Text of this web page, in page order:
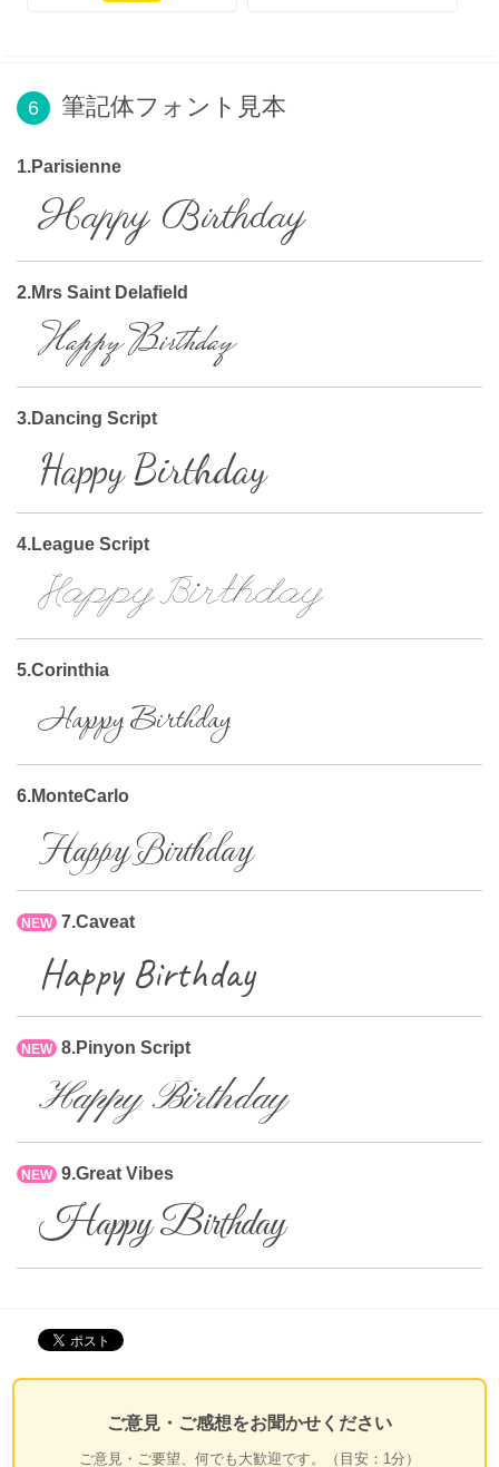
6 筆記体フォント見本
1.Parisienne
Happy Birthday
2.Mrs Saint Delafield
Happy Birthday
3.Dancing Script
Happy Birthday
4.League Script
Happy Birthday
5.Corinthia
Happy Birthday
6.MonteCarlo
Happy Birthday
NEW 7.Caveat
Happy Birthday
NEW 8.Pinyon Script
Happy Birthday
NEW 9.Great Vibes
Happy Birthday
ご意見・ご感想をお聞かせください
ご意見・ご要望、何でも大歓迎です。（目安：1分）